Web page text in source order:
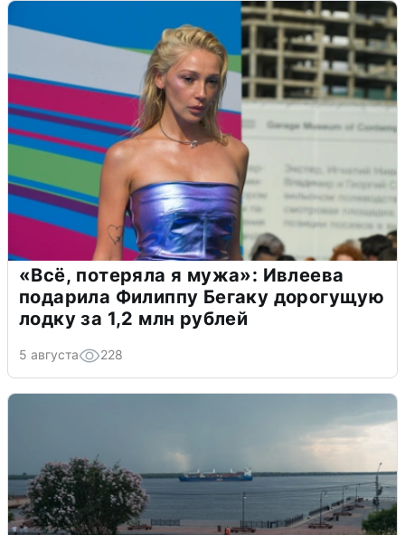
«Всё, потеряла я мужа»: Ивлеева
подарила Филиппу Бегаку дорогущую
лодку за 1,2 млн рублей
5 августа 228